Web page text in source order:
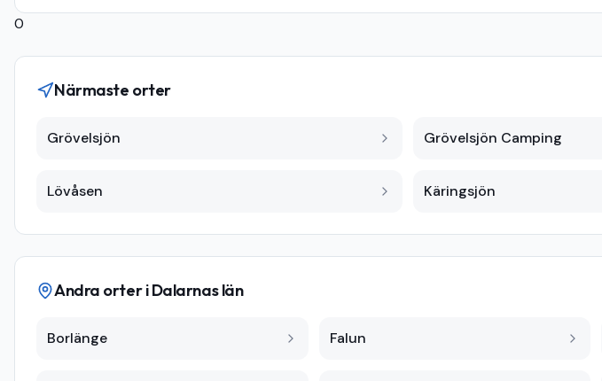
0
Närmaste orter
Grövelsjön Grövelsjön Camping
Lövåsen Käringsjön
Andra orter iDalarnas län
Borlänge Falun